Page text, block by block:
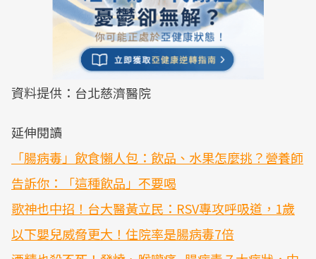
資料提供：台北慈濟醫院
延伸閱讀
「腸病毒」飲食懶人包：飲品、水果怎麼挑？營養師
告訴你：「這種飲品」不要喝
歌神也中招！台大醫黃立民：RSV專攻呼吸道，1歲
以下嬰兒威脅更大！住院率是腸病毒7倍